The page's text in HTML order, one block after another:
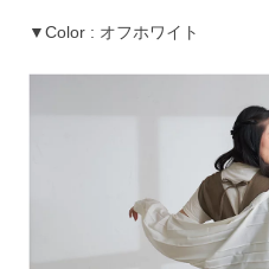
▼Color : オフホワイト